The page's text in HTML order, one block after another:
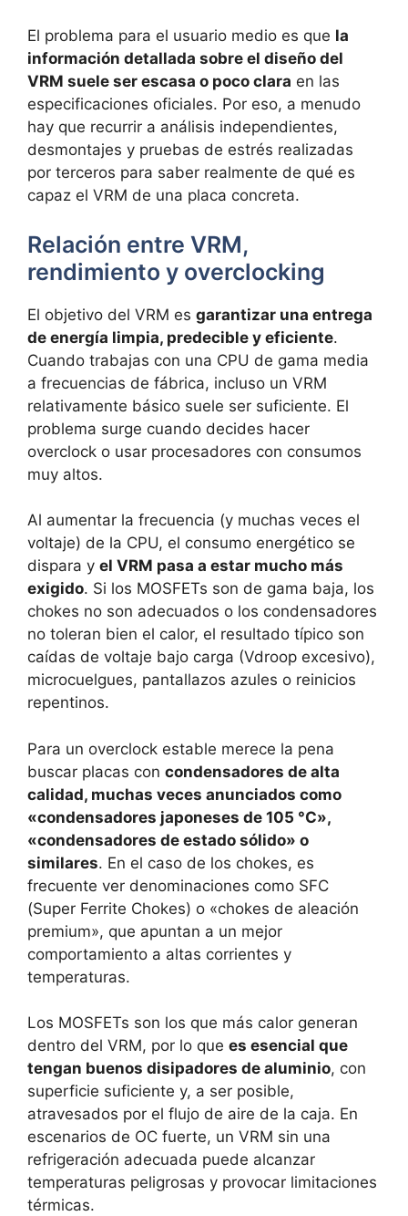
El problema para el usuario medio es que la
información detallada sobre el diseño del
VRM suele ser escasa o poco clara en las
especificaciones oficiales. Por eso, a menudo
hay que recurrir a análisis independientes,
desmontajes y pruebas de estrés realizadas
por terceros para saber realmente de qué es
capaz el VRM de una placa concreta.
Relación entre VRM,
rendimiento y overclocking
El objetivo del VRM es garantizar una entrega
de energía limpia, predecible y eficiente.
Cuando trabajas con una CPU de gama media
a frecuencias de fábrica, incluso un VRM
relativamente básico suele ser suficiente. El
problema surge cuando decides hacer
overclock o usar procesadores con consumos
muy altos.
Al aumentar la frecuencia (y muchas veces el
voltaje) de la CPU, el consumo energético se
dispara y el VRM pasa a estar mucho más
exigido. Si los MOSFETs son de gama baja, los
chokes no son adecuados o los condensadores
no toleran bien el calor, el resultado típico son
caídas de voltaje bajo carga (Vdroop excesivo),
microcuelgues, pantallazos azules o reinicios
repentinos.
Para un overclock estable merece la pena
buscar placas con condensadores de alta
calidad, muchas veces anunciados como
«condensadores japoneses de 105 °C»,
«condensadores de estado sólido» o
similares. En el caso de los chokes, es
frecuente ver denominaciones como SFC
(Super Ferrite Chokes) o «chokes de aleación
premium», que apuntan a un mejor
comportamiento a altas corrientes y
temperaturas.
Los MOSFETs son los que más calor generan
dentro del VRM, por lo que es esencial que
tengan buenos disipadores de aluminio, con
superficie suficiente y, a ser posible,
atravesados por el flujo de aire de la caja. En
escenarios de OC fuerte, un VRM sin una
refrigeración adecuada puede alcanzar
temperaturas peligrosas y provocar limitaciones
térmicas.